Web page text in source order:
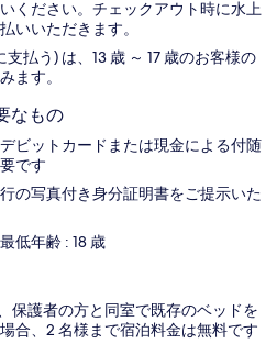
ください。チェックアウト時に水上
いいただきます。
払う) は、13 歳 ～ 17 歳のお客様の
ます。
なもの
ビットカードまたは現金による付随
です
の写真付き身分証明書をご提示いた
低年齢 : 18 歳
保護者の方と同室で既存のベッドを
合、2 名様まで宿泊料金は無料です